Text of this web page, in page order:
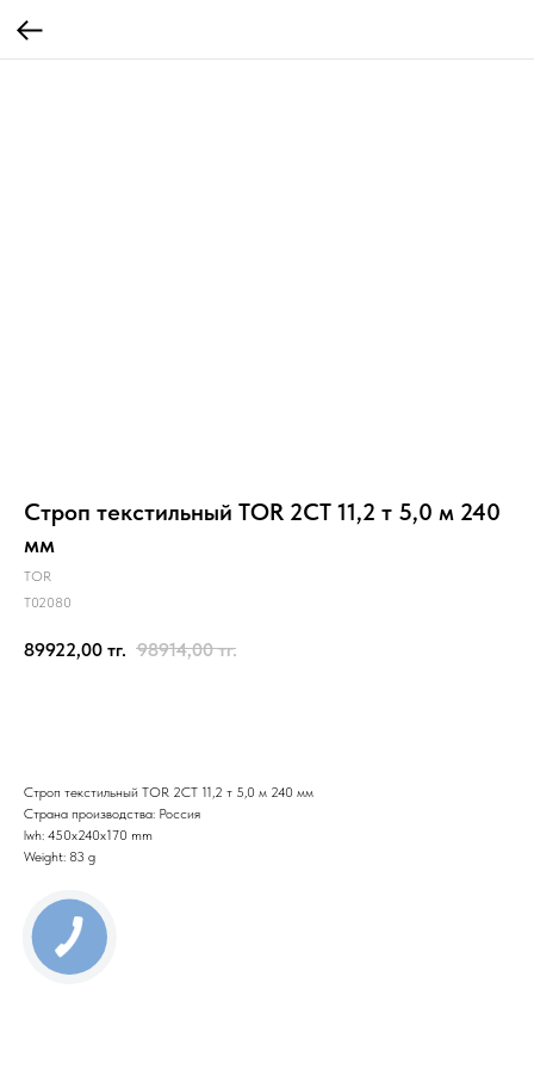
Строп текстильный TOR 2СТ 11,2 т 5,0 м 240
мм
TOR
T02080
89922,00 тг. 98914,00 тг.
Строп текстильный TOR 2СТ 11,2 т 5,0 м 240 мм
Страна производства: Россия
lwh: 450x240x170 mm
Weight: 83 g